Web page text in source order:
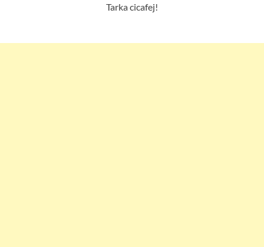
Tarka cicafej!